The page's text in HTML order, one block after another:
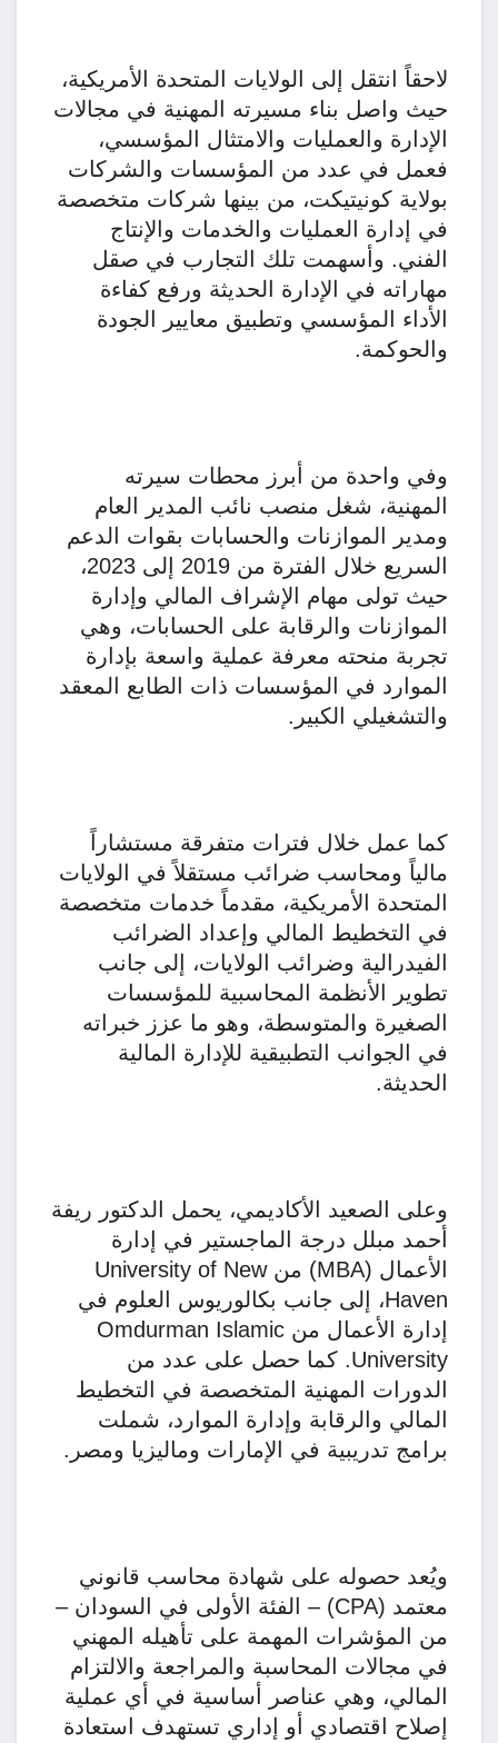
لاحقاً انتقل إلى الولايات المتحدة الأمريكية،
حيث واصل بناء مسيرته المهنية في مجالات
الإدارة والعمليات والامتثال المؤسسي،
فعمل في عدد من المؤسسات والشركات
بولاية كونيتيكت، من بينها شركات متخصصة
في إدارة العمليات والخدمات والإنتاج
الفني. وأسهمت تلك التجارب في صقل
مهاراته في الإدارة الحديثة ورفع كفاءة
الأداء المؤسسي وتطبيق معايير الجودة
والحوكمة.
وفي واحدة من أبرز محطات سيرته
المهنية، شغل منصب نائب المدير العام
ومدير الموازنات والحسابات بقوات الدعم
السريع خلال الفترة من 2019 إلى 2023،
حيث تولى مهام الإشراف المالي وإدارة
الموازنات والرقابة على الحسابات، وهي
تجربة منحته معرفة عملية واسعة بإدارة
الموارد في المؤسسات ذات الطابع المعقد
والتشغيلي الكبير.
كما عمل خلال فترات متفرقة مستشاراً
مالياً ومحاسب ضرائب مستقلاً في الولايات
المتحدة الأمريكية، مقدماً خدمات متخصصة
في التخطيط المالي وإعداد الضرائب
الفيدرالية وضرائب الولايات، إلى جانب
تطوير الأنظمة المحاسبية للمؤسسات
الصغيرة والمتوسطة، وهو ما عزز خبراته
في الجوانب التطبيقية للإدارة المالية
الحديثة.
وعلى الصعيد الأكاديمي، يحمل الدكتور ريفة
أحمد مبلل درجة الماجستير في إدارة
الأعمال (MBA) من University of New
Haven، إلى جانب بكالوريوس العلوم في
إدارة الأعمال من Omdurman Islamic
University. كما حصل على عدد من
الدورات المهنية المتخصصة في التخطيط
المالي والرقابة وإدارة الموارد، شملت
برامج تدريبية في الإمارات وماليزيا ومصر.
ويُعد حصوله على شهادة محاسب قانوني
معتمد (CPA) – الفئة الأولى في السودان –
من المؤشرات المهمة على تأهيله المهني
في مجالات المحاسبة والمراجعة والالتزام
المالي، وهي عناصر أساسية في أي عملية
إصلاح اقتصادي أو إداري تستهدف استعادة